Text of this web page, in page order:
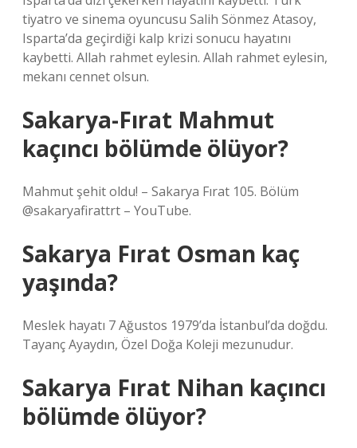
tiyatro ve sinema oyuncusu Salih Sönmez Atasoy,
Isparta’da geçirdiği kalp krizi sonucu hayatını
kaybetti. Allah rahmet eylesin. Allah rahmet eylesin,
mekanı cennet olsun.
Sakarya-Fırat Mahmut
kaçıncı bölümde ölüyor?
Mahmut şehit oldu! – Sakarya Fırat 105. Bölüm
@sakaryafirattrt – YouTube.
Sakarya Fırat Osman kaç
yaşında?
Meslek hayatı 7 Ağustos 1979’da İstanbul’da doğdu.
Tayanç Ayaydın, Özel Doğa Koleji mezunudur.
Sakarya Fırat Nihan kaçıncı
bölümde ölüyor?